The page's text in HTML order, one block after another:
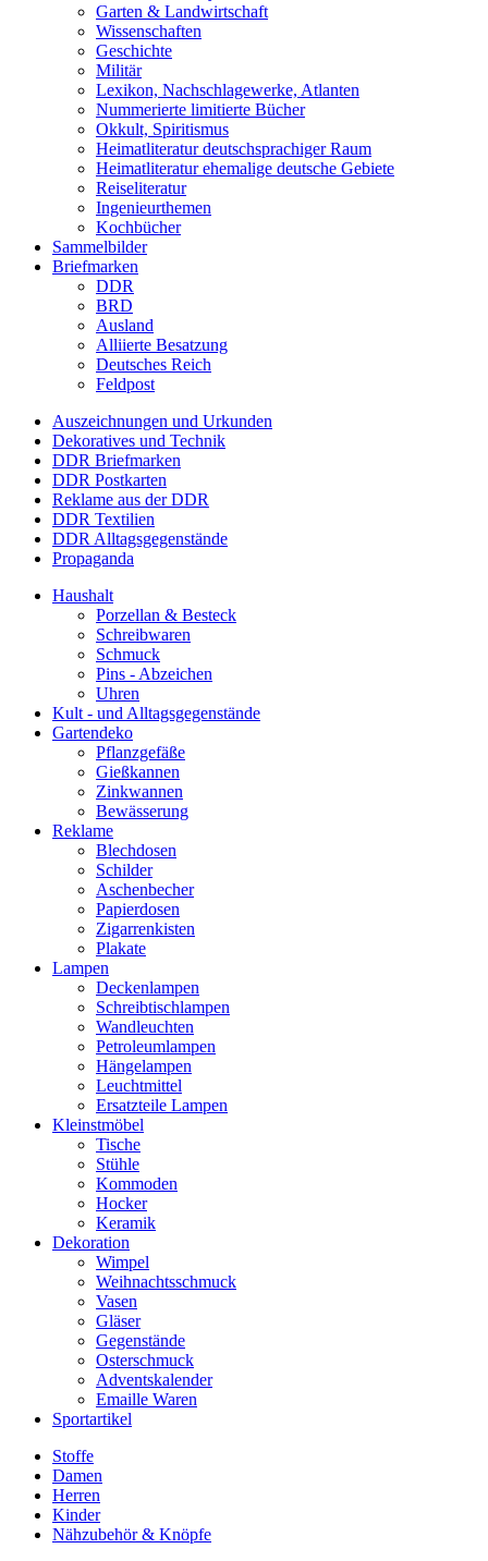
Garten & Landwirtschaft
Wissenschaften
Geschichte
Militär
Lexikon, Nachschlagewerke, Atlanten
Nummerierte limitierte Bücher
Okkult, Spiritismus
Heimatliteratur deutschsprachiger Raum
Heimatliteratur ehemalige deutsche Gebiete
Reiseliteratur
Ingenieurthemen
Kochbücher
Sammelbilder
Briefmarken
DDR
BRD
Ausland
Alliierte Besatzung
Deutsches Reich
Feldpost
Auszeichnungen und Urkunden
Dekoratives und Technik
DDR Briefmarken
DDR Postkarten
Reklame aus der DDR
DDR Textilien
DDR Alltagsgegenstände
Propaganda
Haushalt
Porzellan & Besteck
Schreibwaren
Schmuck
Pins - Abzeichen
Uhren
Kult - und Alltagsgegenstände
Gartendeko
Pflanzgefäße
Gießkannen
Zinkwannen
Bewässerung
Reklame
Blechdosen
Schilder
Aschenbecher
Papierdosen
Zigarrenkisten
Plakate
Lampen
Deckenlampen
Schreibtischlampen
Wandleuchten
Petroleumlampen
Hängelampen
Leuchtmittel
Ersatzteile Lampen
Kleinstmöbel
Tische
Stühle
Kommoden
Hocker
Keramik
Dekoration
Wimpel
Weihnachtsschmuck
Vasen
Gläser
Gegenstände
Osterschmuck
Adventskalender
Emaille Waren
Sportartikel
Stoffe
Damen
Herren
Kinder
Nähzubehör & Knöpfe